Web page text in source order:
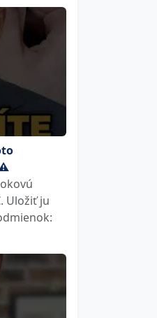
Uložiť ju